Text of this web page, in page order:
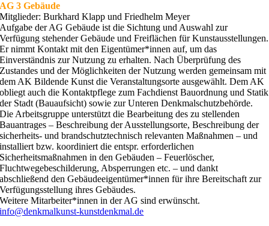
AG 3 Gebäude
Mitglieder: Burkhard Klapp und Friedhelm Meyer
Aufgabe der AG Gebäude ist die Sichtung und Auswahl zur
Verfügung stehender Gebäude und Freiflächen für Kunstausstellungen.
Er nimmt Kontakt mit den Eigentümer*innen auf, um das
Einverständnis zur Nutzung zu erhalten. Nach Überprüfung des
Zustandes und der Möglichkeiten der Nutzung werden gemeinsam mit
dem AK Bildende Kunst die Veranstaltungsorte ausgewählt. Dem AK
obliegt auch die Kontaktpflege zum Fachdienst Bauordnung und Statik
der Stadt (Bauaufsicht) sowie zur Unteren Denkmalschutzbehörde.
Die Arbeitsgruppe unterstützt die Bearbeitung des zu stellenden
Bauantrages – Beschreibung der Ausstellungsorte, Beschreibung der
sicherheits- und brandschutztechnisch relevanten Maßnahmen – und
installiert bzw. koordiniert die entspr. erforderlichen
Sicherheitsmaßnahmen in den Gebäuden – Feuerlöscher,
Fluchtwegebeschilderung, Absperrungen etc. – und dankt
abschließend den Gebäudeeigentümer*innen für ihre Bereitschaft zur
Verfügungsstellung ihres Gebäudes.
Weitere Mitarbeiter*innen in der AG sind erwünscht.
info@denkmalkunst-kunstdenkmal.de